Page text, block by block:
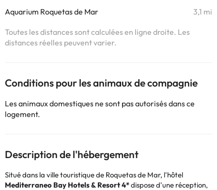
Aquarium Roquetas de Mar 3,1 mi
Toutes les distances sont calculées en ligne droite. Les
distances réelles peuvent varier.
Conditions pour les animaux de compagnie
Les animaux domestiques ne sont pas autorisés dans ce
logement.
Description de l'hébergement
Situé dans la ville touristique de Roquetas de Mar, l'hôtel
Mediterraneo Bay Hotels & Resort 4*dispose d'une réception,